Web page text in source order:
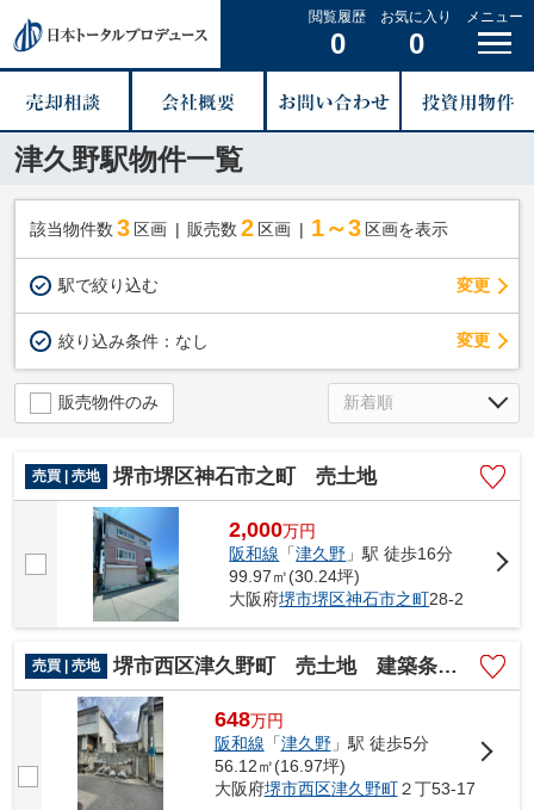
閲覧履歴
0
お気に入り
0
メニュー
津久野駅物件一覧
該当物件数 3 区画 販売数 2 区画 1～3 区画を表示
駅で絞り込む 変更
絞り込み条件： なし 変更
販売物件のみ
売買 | 売地 堺市堺区神石市之町 売土地
2,000万円
阪和線 「津久野 」駅 徒歩16分
99.97㎡(30.24坪)
大阪府堺市堺区神石市之町28-2
売買 | 売地 堺市西区津久野町 売土地 建築条件無し
648万円
阪和線 「津久野」駅 徒歩5分
56.12㎡(16.97坪)
大阪府堺市西区津久野町２丁53-17